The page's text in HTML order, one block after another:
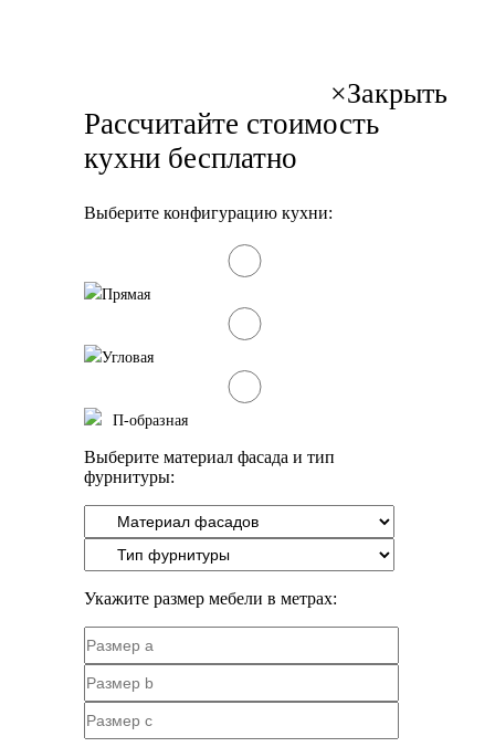
×Закрыть
Рассчитайте стоимость
кухни бесплатно
Выберите конфигурацию кухни:
Прямая
Угловая
П-образная
Выберите материал фасада и тип
фурнитуры:
Укажите размер мебели в метрах: